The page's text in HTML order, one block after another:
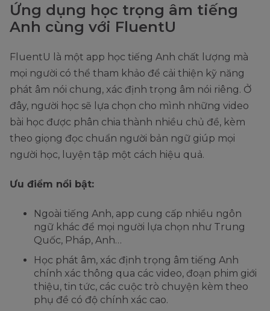
Ứng dụng học trọng âm tiếng
Anh cùng với FluentU
FluentU là một app học tiếng Anh chất lượng mà
mọi người có thể tham khảo để cải thiện kỹ năng
phát âm nói chung, xác định trọng âm nói riêng. Ở
đây, người học sẽ lựa chọn cho mình những video
bài học được phân chia thành nhiều chủ đề, kèm
theo giọng đọc chuẩn người bản ngữ giúp mọi
người học, luyện tập một cách hiệu quả.
Ưu điểm nổi bật:
Ngoài tiếng Anh, app cung cấp nhiều ngôn
ngữ khác để mọi người lựa chọn như Trung
Quốc, Pháp, Anh…
Học phát âm, xác định trọng âm tiếng Anh
chính xác thông qua các video, đoạn phim giới
thiệu, tin tức, các cuộc trò chuyện kèm theo
phụ đề có độ chính xác cao.